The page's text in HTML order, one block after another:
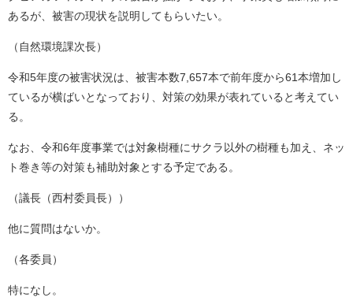
あるが、被害の現状を説明してもらいたい。
（自然環境課次長）
令和5年度の被害状況は、被害本数7,657本で前年度から61本増加し
ているが横ばいとなっており、対策の効果が表れていると考えてい
る。
なお、令和6年度事業では対象樹種にサクラ以外の樹種も加え、ネッ
ト巻き等の対策も補助対象とする予定である。
（議長（西村委員長））
他に質問はないか。
（各委員）
特になし。